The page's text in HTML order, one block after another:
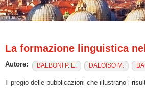
La formazione linguistica
Autore: BALBONI P. E. DALOISO M.
Il pregio delle pubblicazioni che illustrano i